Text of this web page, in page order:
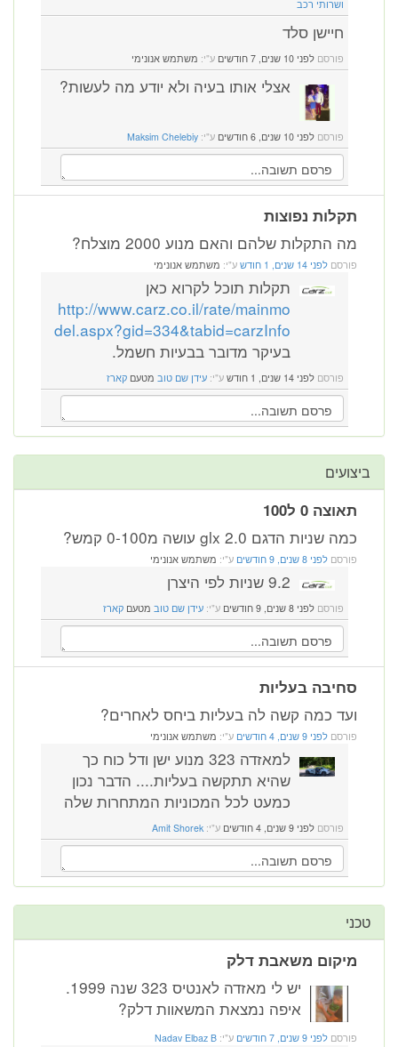
ושרותי רכב
חיישן סלד
פורסם לפני 10 שנים, 7 חודשים ע"י: משתמש אנונימי
אצלי אותו בעיה ולא יודע מה לעשות?
פורסם לפני 10 שנים, 6 חודשים ע"י: Maksim Chelebiy
תקלות נפוצות
מה התקלות שלהם והאם מנוע 2000 מוצלח?
פורסם לפני 14 שנים, 1 חודש ע"י: משתמש אנונימי
תקלות תוכל לקרוא כאן
http://www.carz.co.il/rate/mainmo
del.aspx?gid=334&tabid=carzInfo
בעיקר מדובר בבעיות חשמל.
פורסם לפני 14 שנים, 1 חודש ע"י: עידן שם טוב מטעם קארז
ביצועים
תאוצה 0 ל100
כמה שניות הדגם 2.0 glx עושה מ0-100 קמש?
פורסם לפני 8 שנים, 9 חודשים ע"י: משתמש אנונימי
9.2 שניות לפי היצרן
פורסם לפני 8 שנים, 9 חודשים ע"י: עידן שם טוב מטעם קארז
סחיבה בעליות
ועד כמה קשה לה בעליות ביחס לאחרים?
פורסם לפני 9 שנים, 4 חודשים ע"י: משתמש אנונימי
למאזדה 323 מנוע ישן ודל כוח כך
שהיא תתקשה בעליות.... הדבר נכון
כמעט לכל המכוניות המתחרות שלה
פורסם לפני 9 שנים, 4 חודשים ע"י: Amit Shorek
טכני
מיקום משאבת דלק
יש לי מאזדה לאנטיס 323 שנה 1999.
איפה נמצאת המשאוות דלק?
פורסם לפני 9 שנים, 7 חודשים ע"י: Nadav Elbaz B